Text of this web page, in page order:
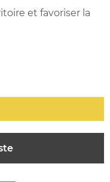
et favoriser la